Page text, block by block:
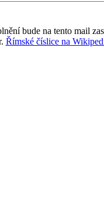
bude na tento mail
Římské číslice na